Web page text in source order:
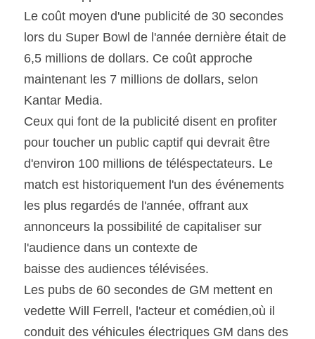
Le coût moyen d'une publicité de 30 secondes
lors du Super Bowl de l'année dernière était de
6,5 millions de dollars. Ce coût approche
maintenant les 7 millions de dollars, selon
Kantar Media.
Ceux qui font de la publicité disent en profiter
pour toucher un public captif qui devrait être
d'environ 100 millions de téléspectateurs. Le
match est historiquement l'un des événements
les plus regardés de l'année, offrant aux
annonceurs la possibilité de capitaliser sur
l'audience dans un contexte de
baisse des audiences télévisées.
Les pubs de 60 secondes de GM mettent en
vedette Will Ferrell, l'acteur et comédien,où il
conduit des véhicules électriques GM dans des